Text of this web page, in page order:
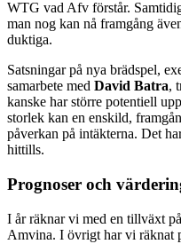
WTG vad Afv förstår.
man nog kan nå framgång
duktiga.
Satsningar på nya brädspel,
samarbete med David Batra,
kanske har större potentiell
storlek kan en enskild,
påverkan på intäkterna. Det
hittills.
Prognoser och
I år räknar vi med en tillväxt
Amvina. I övrigt har vi räknat